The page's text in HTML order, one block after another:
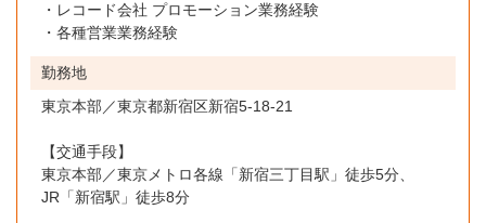
・レコード会社 プロモーション業務経験
・各種営業業務経験
勤務地
東京本部／東京都新宿区新宿5-18-21
【交通手段】
東京本部／東京メトロ各線「新宿三丁目駅」徒歩5分、
JR「新宿駅」徒歩8分